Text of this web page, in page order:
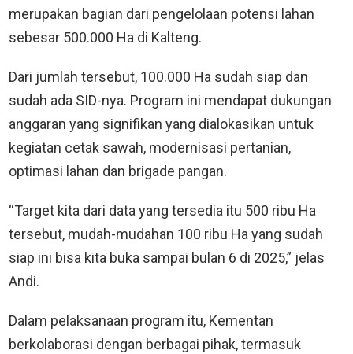
merupakan bagian dari pengelolaan potensi lahan
sebesar 500.000 Ha di Kalteng.
Dari jumlah tersebut, 100.000 Ha sudah siap dan
sudah ada SID-nya. Program ini mendapat dukungan
anggaran yang signifikan yang dialokasikan untuk
kegiatan cetak sawah, modernisasi pertanian,
optimasi lahan dan brigade pangan.
“Target kita dari data yang tersedia itu 500 ribu Ha
tersebut, mudah-mudahan 100 ribu Ha yang sudah
siap ini bisa kita buka sampai bulan 6 di 2025,” jelas
Andi.
Dalam pelaksanaan program itu, Kementan
berkolaborasi dengan berbagai pihak, termasuk